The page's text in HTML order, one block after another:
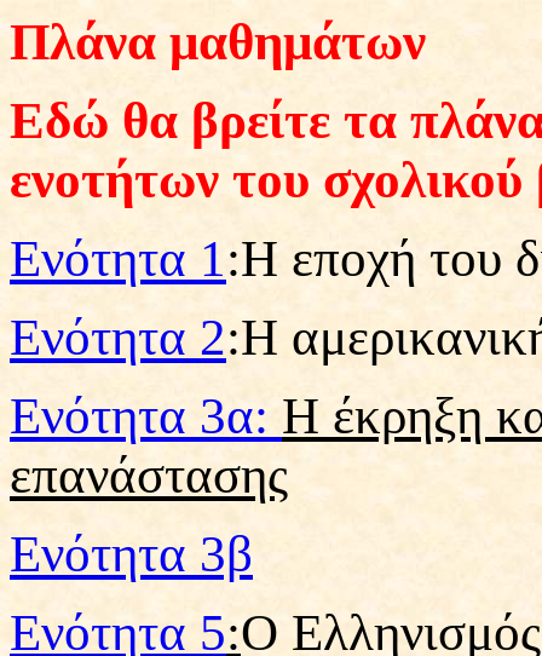
Πλάνα μαθημάτων
Εδώ θα βρείτε τα
ενοτήτων του σχολικού
Ενότητα 1:Η εποχή του
Ενότητα 2:Η
Ενότητα 3α: Η έκρηξη
επανάστασης
Ενότητα 3β
Ενότητα 5:Ο